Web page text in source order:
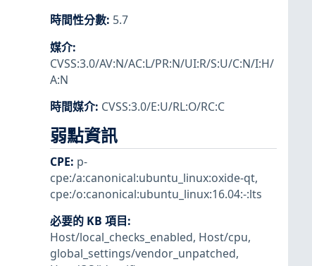
時間性分數: 5.7
媒介:
CVSS:3.0/AV:N/AC:L/PR:N/UI:R/S:U/C:N/I:H/
A:N
時間媒介: CVSS:3.0/E:U/RL:O/RC:C
弱點資訊
CPE: p-
cpe:/a:canonical:ubuntu_linux:oxide-qt,
cpe:/o:canonical:ubuntu_linux:16.04:-:lts
必要的 KB 項目:
Host/local_checks_enabled, Host/cpu,
global_settings/vendor_unpatched,